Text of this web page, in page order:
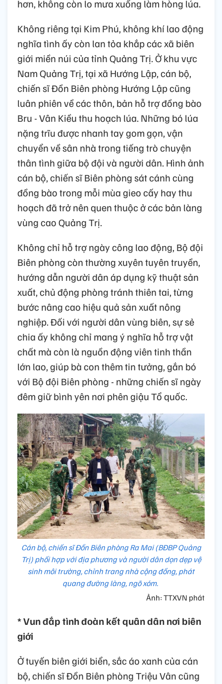
hơn, không còn lo mưa xuống làm hòng lúa.
Không riêng tại Kim Phú, không khí lao động
nghĩa tình ấy còn lan tỏa khắp các xã biên
giới miền núi của tỉnh Quảng Trị. Ở khu vực
Nam Quảng Trị, tại xã Hướng Lập, cán bộ,
chiến sĩ Đồn Biên phòng Hướng Lập cũng
luân phiên về các thôn, bản hỗ trợ đồng bào
Bru - Vân Kiều thu hoạch lúa. Những bó lúa
nặng trĩu được nhanh tay gom gọn, vận
chuyển về sân nhà trong tiếng trò chuyện
thân tình giữa bộ đội và người dân. Hình ảnh
cán bộ, chiến sĩ Biên phòng sát cánh cùng
đồng bào trong mỗi mùa gieo cấy hay thu
hoạch đã trở nên quen thuộc ở các bản làng
vùng cao Quảng Trị.
Không chỉ hỗ trợ ngày công lao động, Bộ đội
Biên phòng còn thường xuyên tuyên truyền,
hướng dẫn người dân áp dụng kỹ thuật sản
xuất, chủ động phòng tránh thiên tai, từng
bước nâng cao hiệu quả sản xuất nông
nghiệp. Đối với người dân vùng biên, sự sẻ
chia ấy không chỉ mang ý nghĩa hỗ trợ vật
chất mà còn là nguồn động viên tinh thần
lớn lao, giúp bà con thêm tin tưởng, gắn bó
với Bộ đội Biên phòng - những chiến sĩ ngày
đêm giữ bình yên nơi phên giậu Tổ quốc.
Cán bộ, chiến sĩ Đồn Biên phòng Ra Mai (BĐBP Quảng
Trị) phối hợp với địa phương và người dân dọn dẹp vệ
sinh môi trường, chỉnh trang nhà cộng đồng, phát
quang đường làng, ngõ xóm.
Ảnh: TTXVN phát
* Vun đắp tình đoàn kết quân dân nơi biên
giới
Ở tuyến biên giới biển, sắc áo xanh của cán
bộ, chiến sĩ Đồn Biên phòng Triệu Vân cũng